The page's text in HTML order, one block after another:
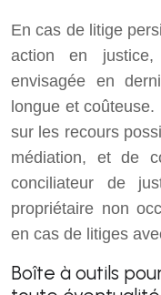
En cas de litige
action en
envisagée en
longue et
sur les recours
médiation, et de
conciliateur de
propriétaire non
en cas de litiges
Boîte à outils